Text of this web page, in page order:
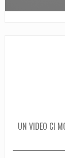
UN VIDEO CI